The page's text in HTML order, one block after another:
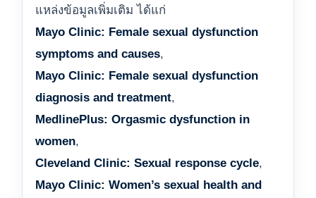
แหล่งข้อมูลเพิ่มเติม ได้แก่
Mayo Clinic: Female sexual dysfunction
symptoms and causes,
Mayo Clinic: Female sexual dysfunction
diagnosis and treatment,
MedlinePlus: Orgasmic dysfunction in
women,
Cleveland Clinic: Sexual response cycle,
Mayo Clinic: Women’s sexual health and